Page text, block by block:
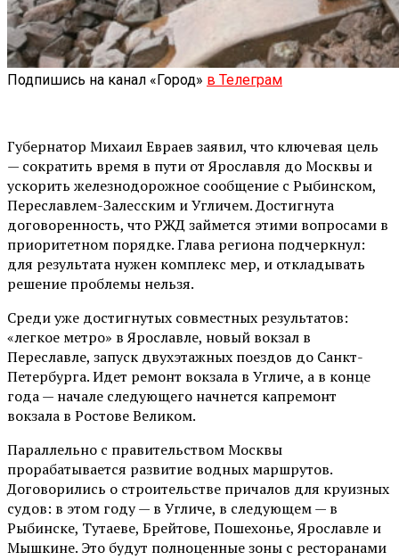
Подпишись на канал «Город» в Телеграм
Губернатор Михаил Евраев заявил, что ключевая цель
— сократить время в пути от Ярославля до Москвы и
ускорить железнодорожное сообщение с Рыбинском,
Переславлем-Залесским и Угличем. Достигнута
договоренность, что РЖД займется этими вопросами в
приоритетном порядке. Глава региона подчеркнул:
для результата нужен комплекс мер, и откладывать
решение проблемы нельзя.
Среди уже достигнутых совместных результатов:
«легкое метро» в Ярославле, новый вокзал в
Переславле, запуск двухэтажных поездов до Санкт-
Петербурга. Идет ремонт вокзала в Угличе, а в конце
года — начале следующего начнется капремонт
вокзала в Ростове Великом.
Параллельно с правительством Москвы
прорабатывается развитие водных маршрутов.
Договорились о строительстве причалов для круизных
судов: в этом году — в Угличе, в следующем — в
Рыбинске, Тутаеве, Брейтове, Пошехонье, Ярославле и
Мышкине. Это будут полноценные зоны с ресторанами